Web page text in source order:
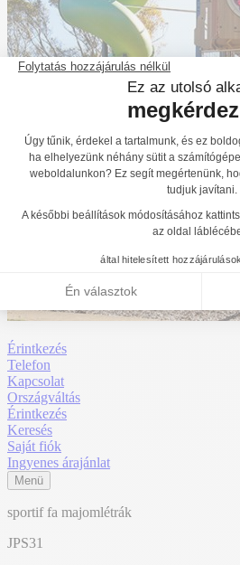
Érintkezés
Telefon
Kapcsolat
Országváltás
Érintkezés
Keresés
Saját fiók
Ingyenes árajánlat
Menü
sportif fa majomlétrák
JPS31